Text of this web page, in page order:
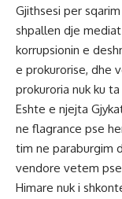
Gjithsesi per
shpallen dje
korrupsionin e
e prokurorise, dhe
prokuroria nuk ku
Eshte e njejta
ne flagrance pse
tim ne paraburgim
vendore vetem
Himare nuk i